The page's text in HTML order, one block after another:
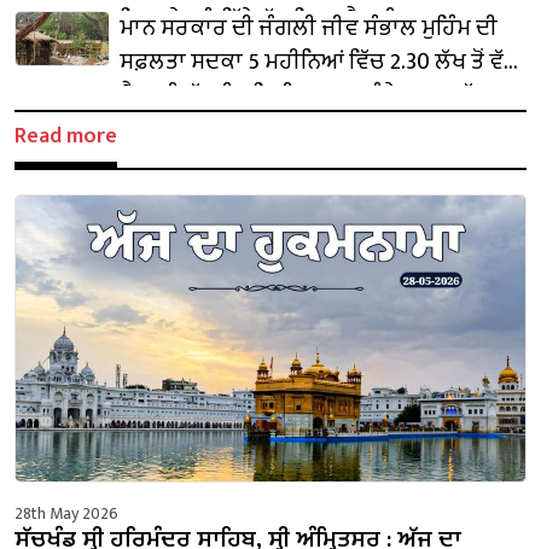
ਜਿਹਾ ਦੇਸ਼ ਨੂੰ ਪਿੱਛੇ ਛੱਡ ਗਿਆ ਹੈ : ਚੀਮਾ
ਮਾਨ ਸਰਕਾਰ ਦੀ ਜੰਗਲੀ ਜੀਵ ਸੰਭਾਲ ਮੁਹਿੰਮ ਦੀ
ਸਫ਼ਲਤਾ ਸਦਕਾ 5 ਮਹੀਨਿਆਂ ਵਿੱਚ 2.30 ਲੱਖ ਤੋਂ ਵੱਧ
ਸੈਲਾਨੀ ਛੱਤਬੀੜ ਚਿੜੀਆਘਰ ਪਹੁੰਚੇ: ਕਟਾਰੂਚੱਕ
Read more
28th May 2026
ਸੱਚਖੰਡ ਸ੍ਰੀ ਹਰਿਮੰਦਰ ਸਾਹਿਬ, ਸ੍ਰੀ ਅੰਮ੍ਰਿਤਸਰ : ਅੱਜ ਦਾ